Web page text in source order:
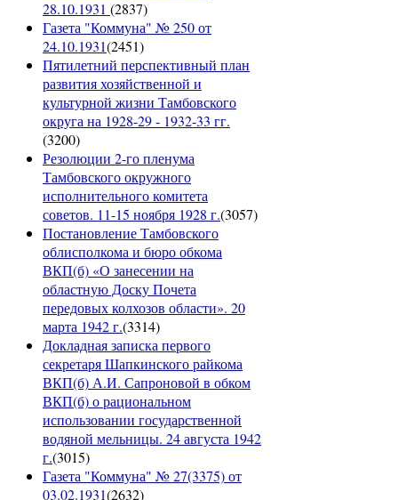
28.10.1931 (2837)
Газета "Коммуна" № 250 от
24.10.1931(2451)
Пятилетний перспективный план
развития хозяйственной и
культурной жизни Тамбовского
округа на 1928-29 - 1932-33 гг.
(3200)
Резолюции 2-го пленума
Тамбовского окружного
исполнительного комитета
советов. 11-15 ноября 1928 г.(3057)
Постановление Тамбовского
облисполкома и бюро обкома
ВКП(б) «О занесении на
областную Доску Почета
передовых колхозов области». 20
марта 1942 г.(3314)
Докладная записка первого
секретаря Шапкинского райкома
ВКП(б) А.И. Сапроновой в обком
ВКП(б) о рациональном
использовании государственной
водяной мельницы. 24 августа 1942
г.(3015)
Газета "Коммуна" № 27(3375) от
03.02.1931(2632)